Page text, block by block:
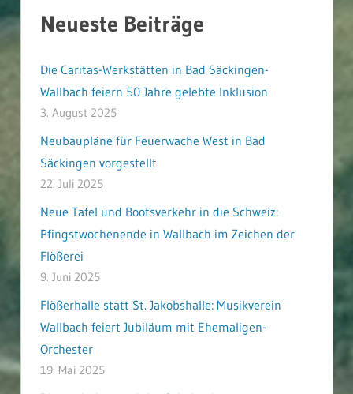
Neueste Beiträge
Die Caritas-Werkstätten in Bad Säckingen-
Wallbach feiern 50 Jahre gelebte Inklusion
3. August 2025
Neubaupläne für Feuerwache West in Bad
Säckingen vorgestellt
22. Juli 2025
Neue Tafel und Bootsverkehr in die Schweiz:
Pfingstwochenende in Wallbach im Zeichen der
Flößerei
9. Juni 2025
Flößerhalle statt St. Jakobshalle: Musikverein
Wallbach feiert Jubiläum mit Ehemaligen-
Orchester
19. Mai 2025